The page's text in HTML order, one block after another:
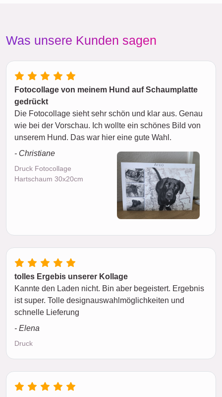
Was unsere Kunden sagen
Fotocollage von meinem Hund auf Schaumplatte
gedrückt
Die Fotocollage sieht sehr schön und klar aus. Genau
wie bei der Vorschau. Ich wollte ein schönes Bild von
unserem Hund. Das war hier eine gute Wahl.
- Christiane
Druck Fotocollage
Hartschaum 30x20cm
tolles Ergebis unserer Kollage
Kannte den Laden nicht. Bin aber begeistert. Ergebnis
ist super. Tolle designauswahlmöglichkeiten und
schnelle Lieferung
- Elena
Druck